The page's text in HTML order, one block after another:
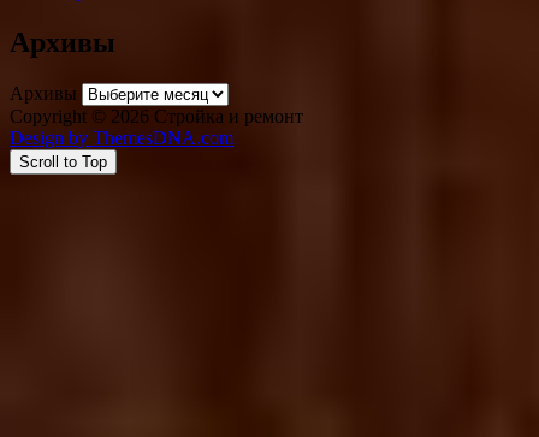
Архивы
Архивы
Copyright © 2026 Стройка и ремонт
Design by ThemesDNA.com
Scroll to Top